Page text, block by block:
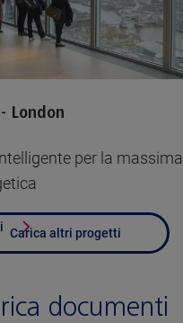
London
per la massima
Carica altri progetti
documenti